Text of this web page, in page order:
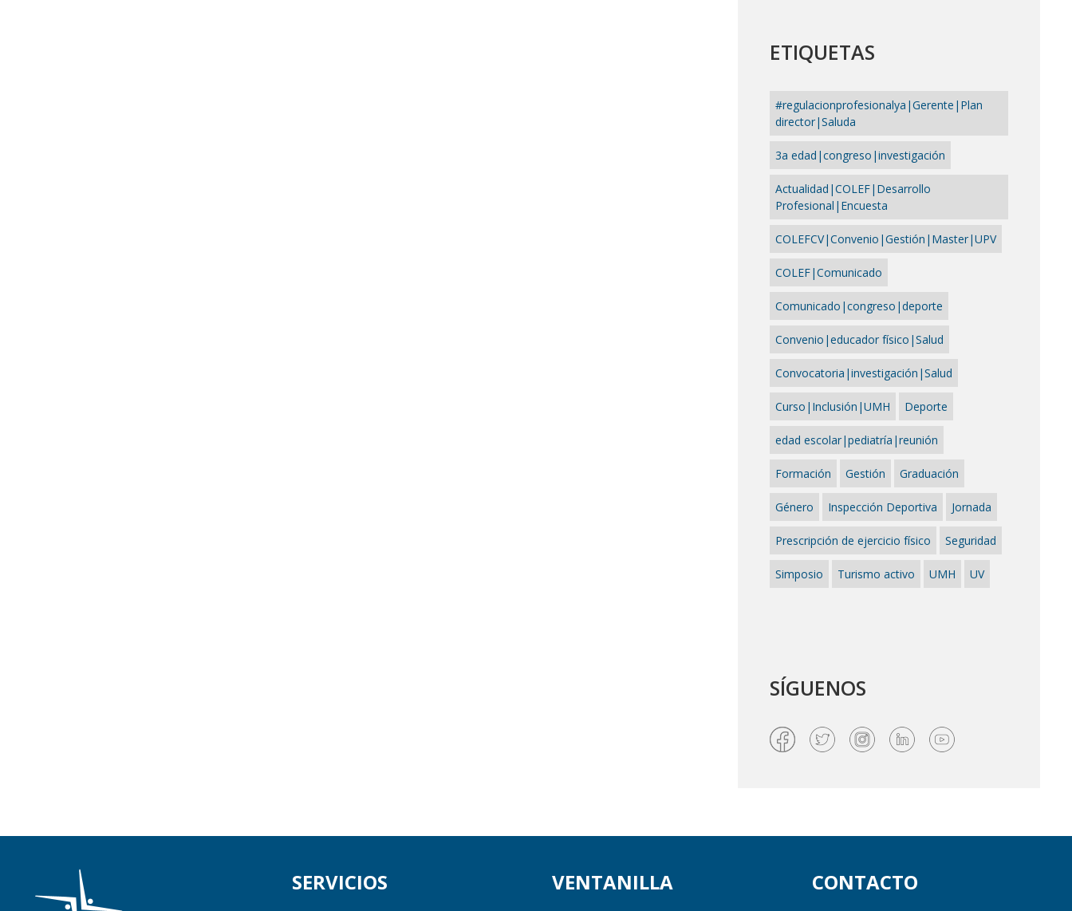
ETIQUETAS
#regulacionprofesionalya|Gerente|Plan
director|Saluda
3a edad|congreso|investigación
Actualidad|COLEF|Desarrollo
Profesional|Encuesta
COLEFCV|Convenio|Gestión|Master|UPV
COLEF|Comunicado
Comunicado|congreso|deporte
Convenio|educador físico|Salud
Convocatoria|investigación|Salud
Curso|Inclusión|UMH Deporte
edad escolar|pediatría|reunión
Formación Gestión Graduación
Género Inspección Deportiva Jornada
Prescripción de ejercicio físico Seguridad
Simposio Turismo activo UMH UV
SÍGUENOS
SERVICIOS VENTANILLA CONTACTO